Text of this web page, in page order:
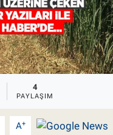
4
PAYLAŞIM
A+